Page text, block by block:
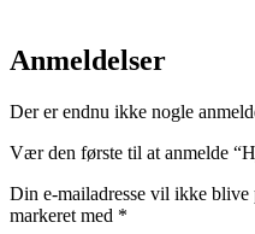
Anmeldelser
Der er endnu ikke nogle
Vær den første til at anmelde
Din e-mailadresse vil ikke blive
markeret med *